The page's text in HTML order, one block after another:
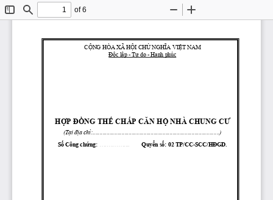
ToggleFind
of 6
Zoom
CỘNG HÒA XÃ HỘI CHỦ NGHĨA VIỆT NAM
Độc lập - Tự do - Hạnh phúc
HỢP ĐỒNG THẾ CHẤP CĂN HỘ NHÀ CHUNG CƯ
(Tại địa chỉ:.......................................................................................)
Số Công chứng: Quyển số: 02 TP/CC-SCC/HĐGD.